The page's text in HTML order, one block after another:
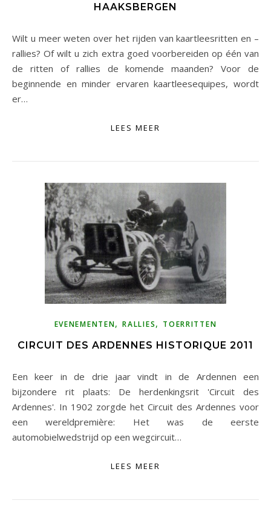
HAAKSBERGEN
Wilt u meer weten over het rijden van kaartleesritten en –
rallies? Of wilt u zich extra goed voorbereiden op één van
de ritten of rallies de komende maanden? Voor de
beginnende en minder ervaren kaartleesequipes, wordt
er…
LEES MEER
EVENEMENTEN,RALLIES, TOERRITTEN
CIRCUIT DES ARDENNES HISTORIQUE 2011
Een keer in de drie jaar vindt in de Ardennen een
bijzondere rit plaats: De herdenkingsrit 'Circuit des
Ardennes'. In 1902 zorgde het Circuit des Ardennes voor
een wereldpremière: Het was de eerste
automobielwedstrijd op een wegcircuit…
LEES MEER